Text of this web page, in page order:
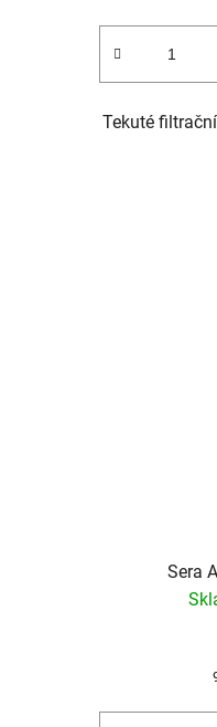
Tekuté
Sera